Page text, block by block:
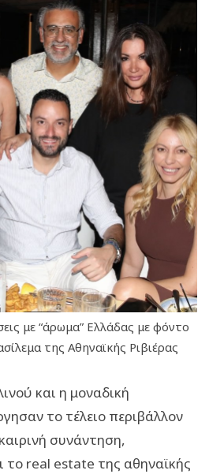
με “άρωμα” Ελλάδας με φόντο
της Αθηναϊκής Ριβιέρας
και η μοναδική
το τέλειο περιβάλλον
συνάντηση,
το real estate της αθηναϊκής